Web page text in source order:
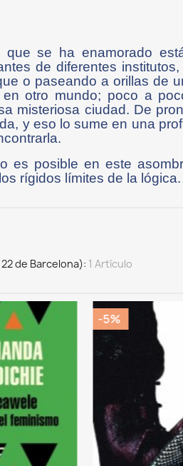
se ha enamorado
de diferentes
o paseando a orillas de
otro mundo; poco a
misteriosa ciudad. De
y eso lo sume en una
es posible en este
rígidos límites de la lógica.
de Barcelona) 1 Artículo
-5%